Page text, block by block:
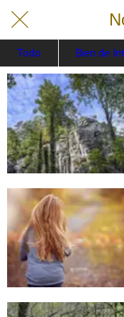
Todo Bien de